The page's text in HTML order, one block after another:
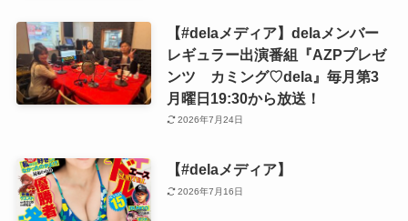
【#delaメディア】delaメンバー
レギュラー出演番組『AZPプレゼ
ンツ カミング♡dela』毎月第3
月曜日19:30から放送！
2026年7月24日
【#delaメディア】
2026年7月16日